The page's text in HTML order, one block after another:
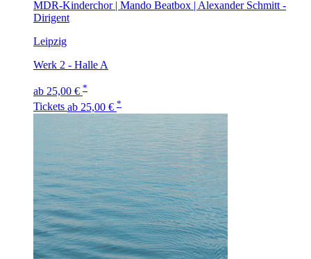
MDR-Kinderchor | Mando Beatbox | Alexander Schmitt -
Dirigent
Leipzig
Werk 2 - Halle A
ab 25,00 € *
Tickets ab 25,00 € *